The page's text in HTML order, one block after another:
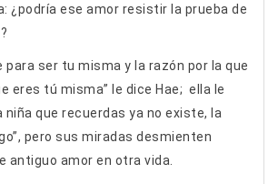
¿podría ese amor resistir la prueba de
para ser tu misma y la razón por la que
eres tú misma” le dice Hae; ella le
niña que recuerdas ya no existe, la
pero sus miradas desmienten
antiguo amor en otra vida.